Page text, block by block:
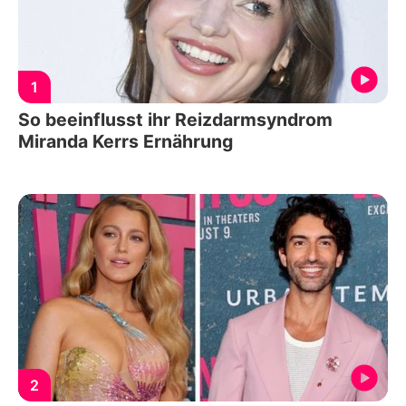
1
So beeinflusst ihr Reizdarmsyndrom
Miranda Kerrs Ernährung
2